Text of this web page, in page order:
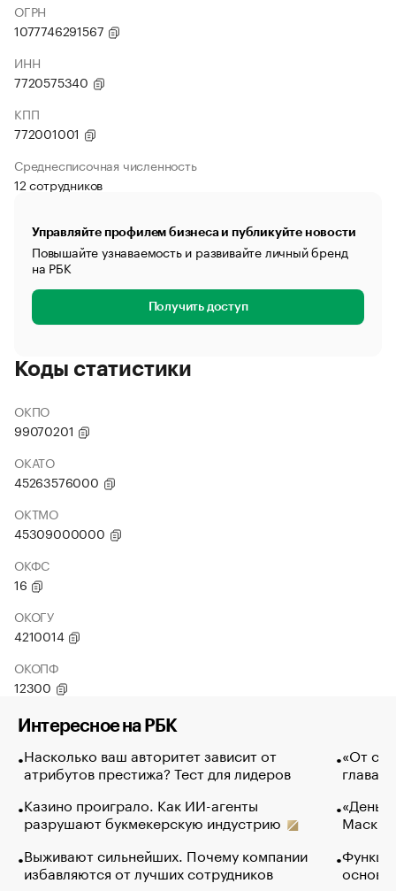
ОГРН
1077746291567
ИНН
7720575340
КПП
772001001
Среднесписочная численность
12 сотрудников
Управляйте профилем бизнеса и публикуйте новости
Повышайте узнаваемость и развивайте личный бренд
на РБК
Получить доступ
Коды статистики
ОКПО
99070201
ОКАТО
45263576000
ОКТМО
45309000000
ОКФС
16
ОКОГУ
4210014
ОКОПФ
12300
Интересное на РБК
Насколько ваш авторитет зависит от
атрибутов престижа? Тест для лидеров
Казино проиграло. Как ИИ-агенты
разрушают букмекерскую индустрию
Выживают сильнейших. Почему компании
избавляются от лучших сотрудников
«От
глава
Маск в
основ